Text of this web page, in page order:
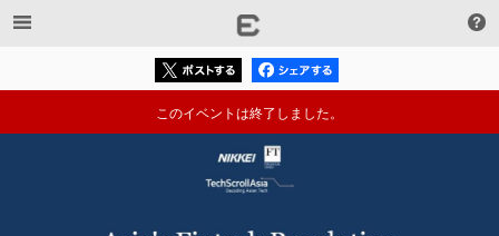
このイベントは終了しました。